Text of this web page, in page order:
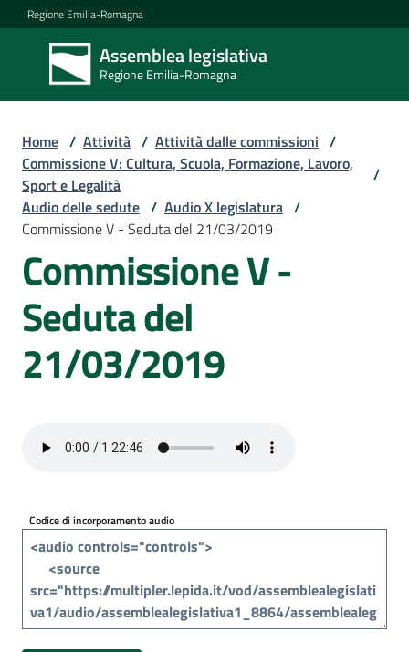
Vai al contenuto
Vai alla navigazione
Vai al footer
Regione Emilia-Romagna
Assemblea legislativa
Regione Emilia-Romagna
Assemblea
legislativa
Regione Emilia-
Assemblea
Attività
media
i
cittadini
Home / Attività / Attività dalle commissioni /
Commissione V: Cultura, Scuola, Formazione, Lavoro,
Sport e Legalità
/
Audio delle sedute / Audio X legislatura /
Commissione V - Seduta del 21/03/2019
Commissione V -
Seduta del
21/03/2019
Codice di incorporamento audio